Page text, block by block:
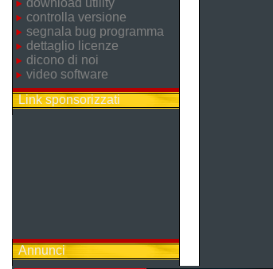
download utility
controlla versione
segnala bug programma
dettaglio licenze
dicono di noi
video software
Link sponsorizzati
Annunci